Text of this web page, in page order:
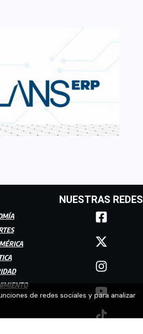
NUESTRAS REDES
de redes sociales y para analizar